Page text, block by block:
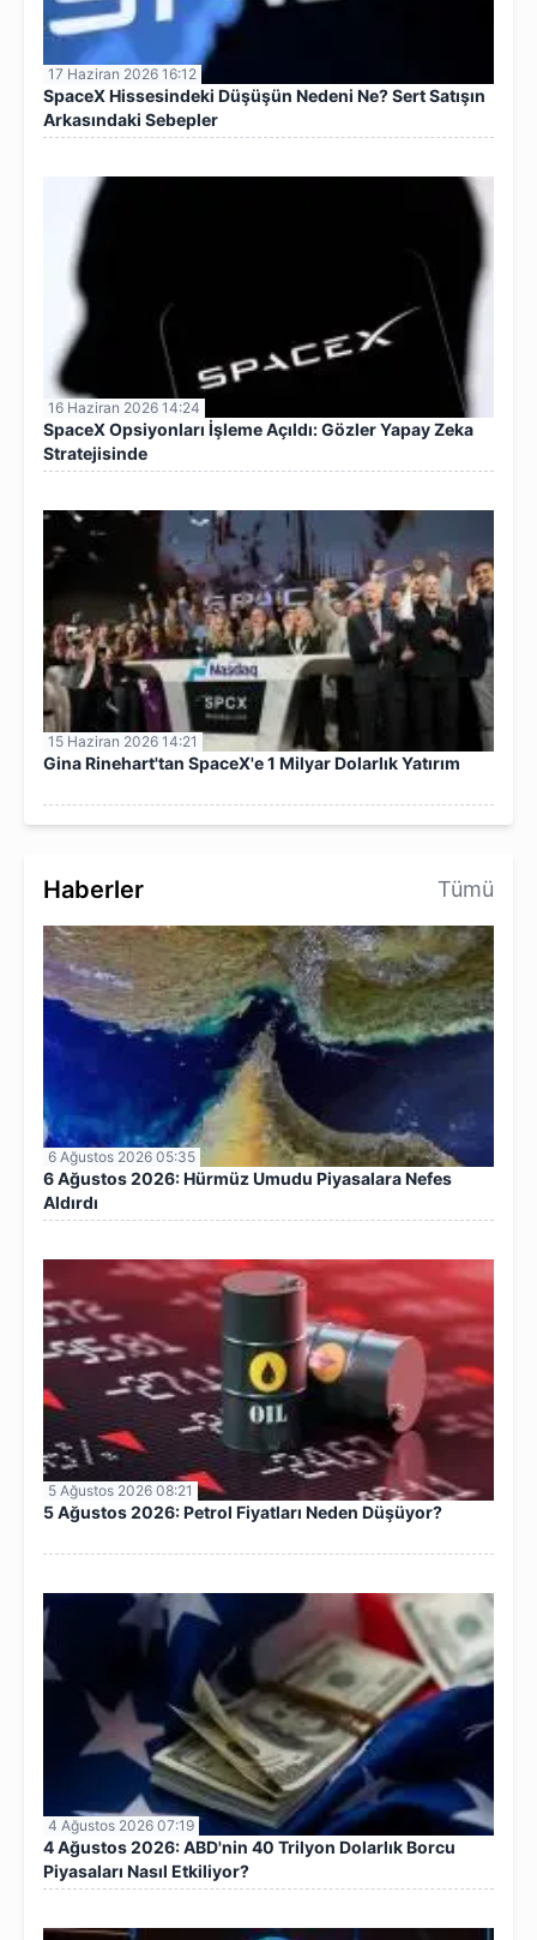
17 Haziran 2026 16:12
SpaceX Hissesindeki Düşüşün Nedeni Ne? Sert Satışın
Arkasındaki Sebepler
16 Haziran 2026 14:24
SpaceX Opsiyonları İşleme Açıldı: Gözler Yapay Zeka
Stratejisinde
15 Haziran 2026 14:21
Gina Rinehart'tan SpaceX'e 1 Milyar Dolarlık Yatırım
Haberler Tümü
6 Ağustos 2026 05:35
6 Ağustos 2026: Hürmüz Umudu Piyasalara Nefes
Aldırdı
5 Ağustos 2026 08:21
5 Ağustos 2026: Petrol Fiyatları Neden Düşüyor?
4 Ağustos 2026 07:19
4 Ağustos 2026: ABD'nin 40 Trilyon Dolarlık Borcu
Piyasaları Nasıl Etkiliyor?